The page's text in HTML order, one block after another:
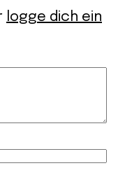
logge dich ein